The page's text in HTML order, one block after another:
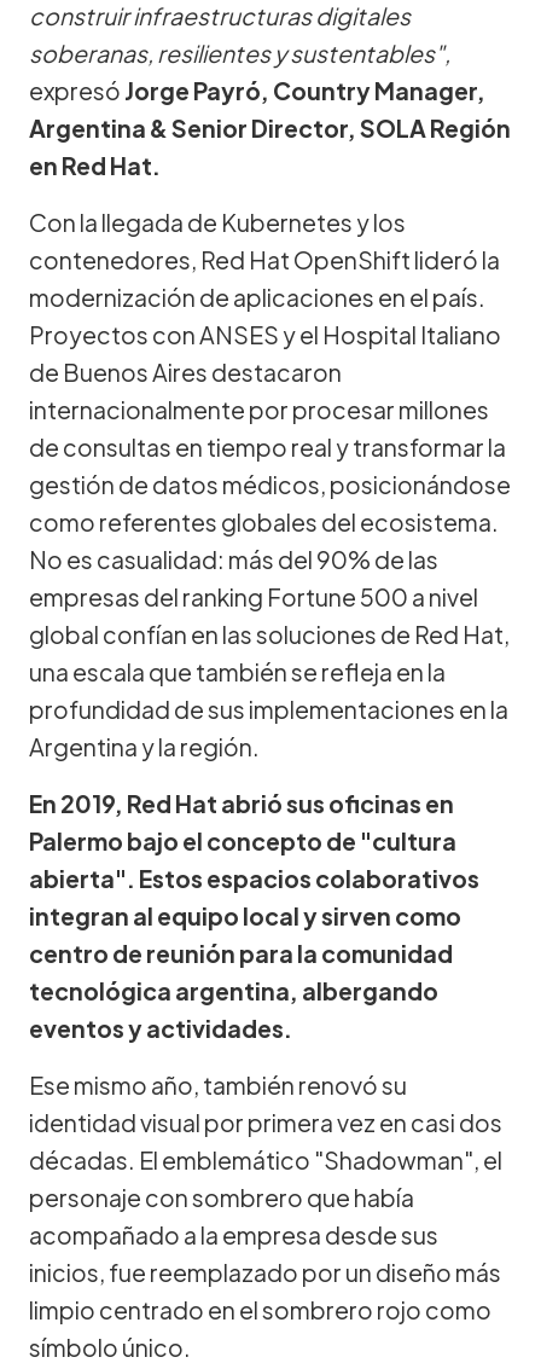
construir infraestructuras digitales
soberanas, resilientes y sustentables",
expresó Jorge Payró, Country Manager,
Argentina & Senior Director, SOLA Región
en Red Hat.
Con la llegada de Kubernetes y los
contenedores, Red Hat OpenShift lideró la
modernización de aplicaciones en el país.
Proyectos con ANSES y el Hospital Italiano
de Buenos Aires destacaron
internacionalmente por procesar millones
de consultas en tiempo real y transformar la
gestión de datos médicos, posicionándose
como referentes globales del ecosistema.
No es casualidad: más del 90% de las
empresas del ranking Fortune 500 a nivel
global confían en las soluciones de Red Hat,
una escala que también se refleja en la
profundidad de sus implementaciones en la
Argentina y la región.
En 2019, Red Hat abrió sus oficinas en
Palermo bajo el concepto de "cultura
abierta". Estos espacios colaborativos
integran al equipo local y sirven como
centro de reunión para la comunidad
tecnológica argentina, albergando
eventos y actividades.
Ese mismo año, también renovó su
identidad visual por primera vez en casi dos
décadas. El emblemático "Shadowman", el
personaje con sombrero que había
acompañado a la empresa desde sus
inicios, fue reemplazado por un diseño más
limpio centrado en el sombrero rojo como
símbolo único.